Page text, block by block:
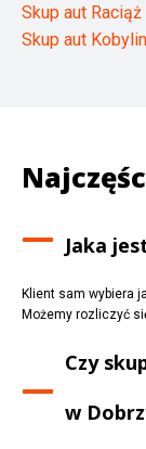
Skup aut Raciąż
Skup aut Kobylin
Jaka
Klient sam wybiera
Możemy rozliczyć
Czy
w